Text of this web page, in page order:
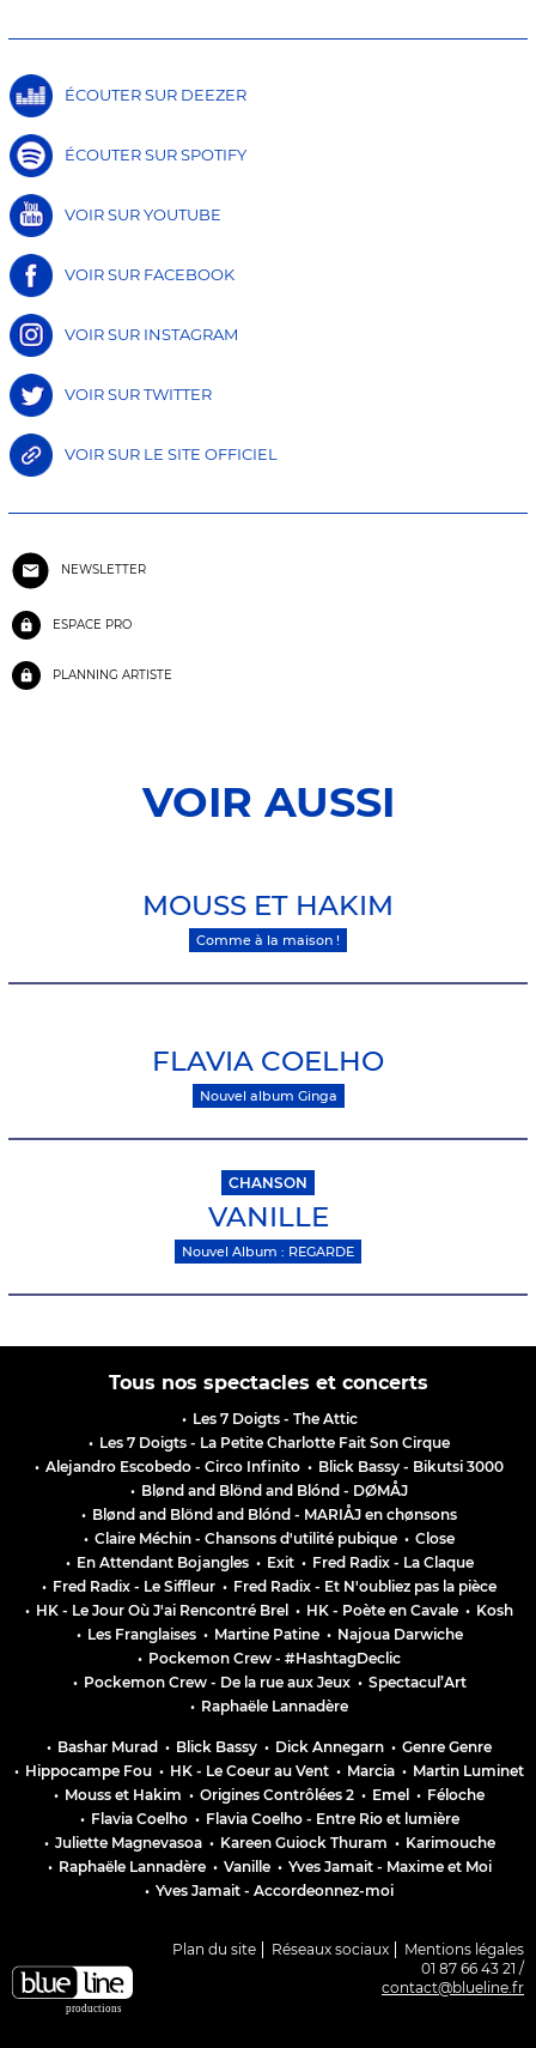
ÉCOUTER SUR DEEZER
ÉCOUTER SUR SPOTIFY
VOIR SUR YOUTUBE
VOIR SUR FACEBOOK
VOIR SUR INSTAGRAM
VOIR SUR TWITTER
VOIR SUR LE SITE OFFICIEL
NEWSLETTER
ESPACE PRO
PLANNING ARTISTE
VOIR AUSSI
MOUSS ET HAKIM
Comme à la maison !
FLAVIA COELHO
Nouvel album Ginga
CHANSON
VANILLE
Nouvel Album : REGARDE
Tous nos spectacles et concerts
• Les 7 Doigts - The Attic
• Les 7 Doigts - La Petite Charlotte Fait Son Cirque
• Alejandro Escobedo - Circo Infinito • Blick Bassy - Bikutsi 3000
• Blønd and Blönd and Blónd - DØMÅJ
• Blønd and Blönd and Blónd - MARIÅJ en chønsons
• Claire Méchin - Chansons d'utilité pubique • Close
• En Attendant Bojangles • Exit • Fred Radix - La Claque
• Fred Radix - Le Siffleur • Fred Radix - Et N'oubliez pas la pièce
• HK - Le Jour Où J'ai Rencontré Brel • HK - Poète en Cavale • Kosh
• Les Franglaises • Martine Patine • Najoua Darwiche
• Pockemon Crew - #HashtagDeclic
• Pockemon Crew - De la rue aux Jeux • Spectacul’Art
• Raphaële Lannadère
• Bashar Murad • Blick Bassy • Dick Annegarn • Genre Genre
• Hippocampe Fou • HK - Le Coeur au Vent • Marcia • Martin Luminet
• Mouss et Hakim • Origines Contrôlées 2 • Emel • Féloche
• Flavia Coelho • Flavia Coelho - Entre Rio et lumière
• Juliette Magnevasoa • Kareen Guiock Thuram • Karimouche
• Raphaële Lannadère • Vanille • Yves Jamait - Maxime et Moi
• Yves Jamait - Accordeonnez-moi
Plan du site Réseaux sociaux
Mentions légales
01 87 66 43 21 /
contact@blueline.fr